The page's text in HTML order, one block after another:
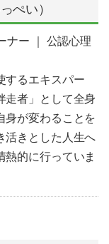
ぺい）
ナー ｜ 公認心理
するエキスパー
走者」として全身
身が変わることを
活きとした人生へ
熱的に行っていま